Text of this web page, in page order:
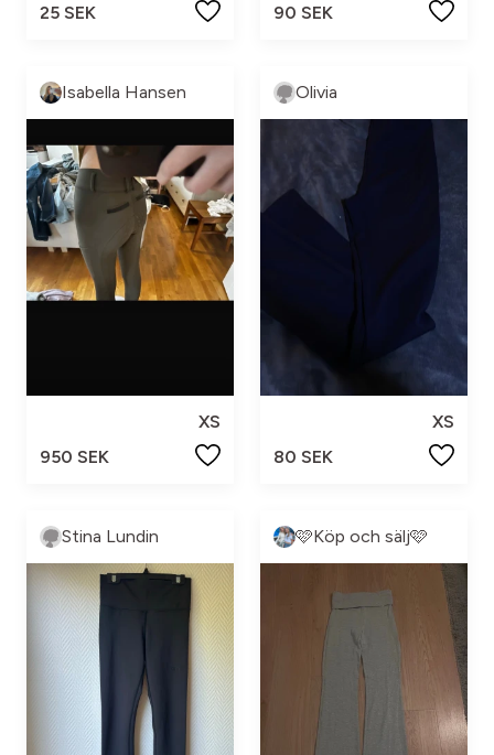
25 SEK
90 SEK
Isabella Hansen
XS
950 SEK
Olivia
XS
80 SEK
Stina Lundin 🩷Köp och sälj🩷